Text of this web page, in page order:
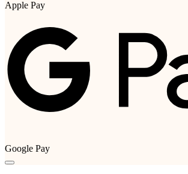
Apple Pay
Google Pay